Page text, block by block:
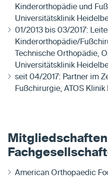
Kinderorthopädie und
Universitätsklinik
01/2013 bis 03/2017:
Kinderorthopädie/
Technische Orthopädie,
Universitätsklinik
seit 04/2017: Partner im
Fußchirurgie, ATOS
American Orthopaedic